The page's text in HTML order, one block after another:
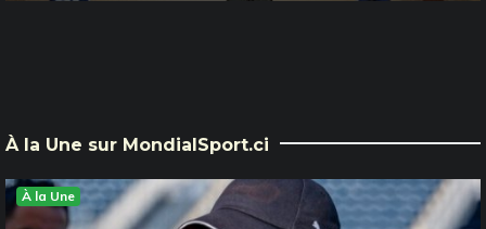
À la Une sur MondialSport.ci
À la Une